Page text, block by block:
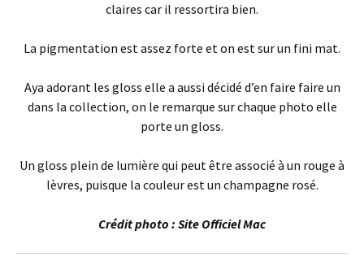
claires car il ressortira bien.
La pigmentation est assez forte et on est sur un fini mat.
Aya adorant les gloss elle a aussi décidé d’en faire faire un
dans la collection, on le remarque sur chaque photo elle
porte un gloss.
Un gloss plein de lumière qui peut être associé à un rouge à
lèvres, puisque la couleur est un champagne rosé.
Crédit photo : Site Officiel Mac